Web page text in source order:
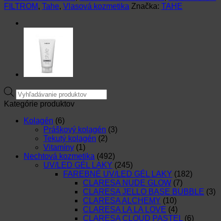
ŠAMPÓN
UV
KUČERAVÉ
VLASY-
FILTROM, Tahe, Vlasová kozmetika Značka: TAHE
Products
search
Kategórie produktov
Kolagén (6)
Práškový kolagén (3)
Tekutý kolagén (2)
Vitamíny (1)
Nechtová kozmetika (492)
UV/LED GÉL LAKY (245)
FAREBNÉ UV/LED GÉL LAKY (182)
CLARESA NUDE GLOW (7)
CLARESA JELLO BASE BUBBLE (3)
CLARESA ALCHEMY (10)
CLARESA LA LA LOVE (4)
CLARESA CLOUD PASTEL (6)